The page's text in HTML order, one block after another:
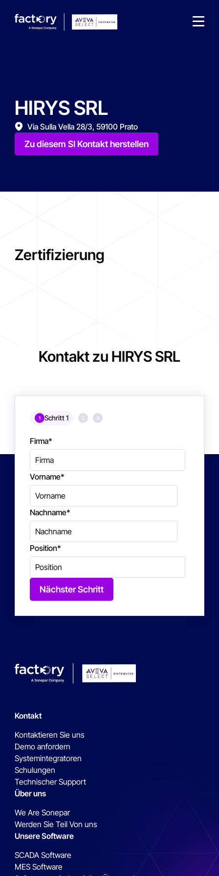
Wonach suchst du ?
HIRYS SRL
Via Sulla Vella 28/3, 59100 Prato
Zu diesem SI Kontakt herstellen
Zertifizierung
Kontakt zu HIRYS SRL
1 Schritt 1 2 3
Firma*
Vorname*
Nachname*
Position*
Nächster Schritt
Kontakt
Kontaktieren Sie uns
Demo anfordern
Systemintegratoren
Schulungen
Technischer Support
Über uns
We Are Sonepar
Werden Sie Teil Von uns
Unsere Software
SCADA Software
MES Software